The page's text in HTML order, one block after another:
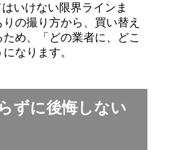
いけない限界ラインま
の撮り方から、買い替え
め、「どの業者に、どこ
なります。
ずに後悔しない